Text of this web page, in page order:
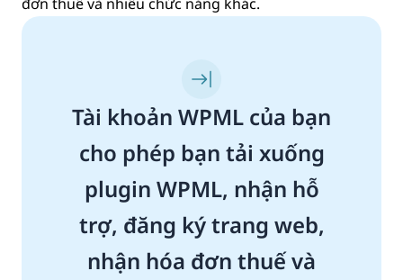
Tài khoản WPML của bạn
cho phép bạn tải xuống
plugin WPML, nhận hỗ
trợ, đăng ký trang web,
nhận hóa đơn thuế và